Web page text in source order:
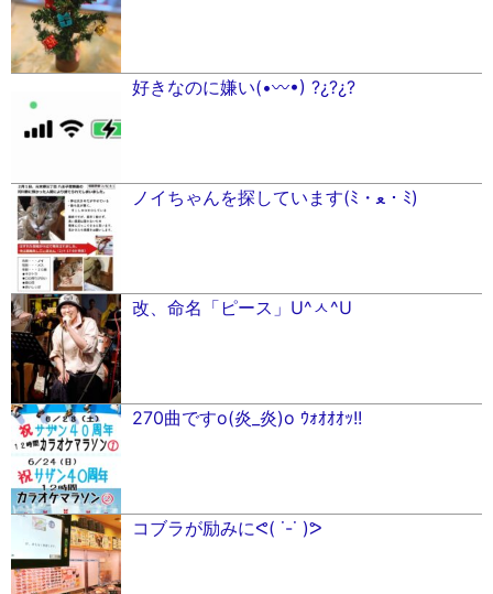
好きなのに嫌い(•〰•) ?¿?¿?
ノイちゃんを探しています(ﾐ・ﻌ・ﾐ)
改、命名「ピース」U^ㅅ^U
270曲ですo(炎_炎)o ｳｫｵｵｵｯ!!
コブラが励みにᕙ( ˙-˙ )ᕗ